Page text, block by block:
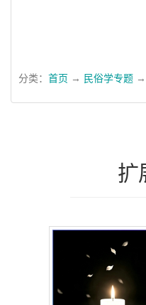
分类： 首页 → 民俗学专题 →
扩